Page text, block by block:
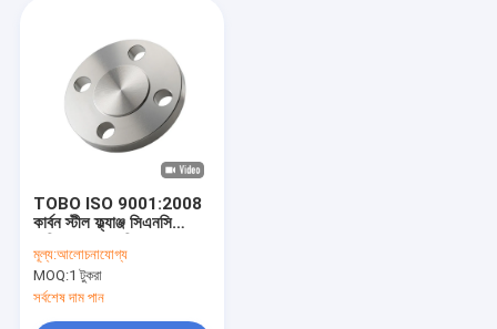
TOBO ISO 9001:2008
কার্বন স্টীল ফ্ল্যাঞ্জ সিএনসি
মূল্য:আলোচনাযোগ্য
MOQ:1 টুকরা
সর্বশেষ দাম পান